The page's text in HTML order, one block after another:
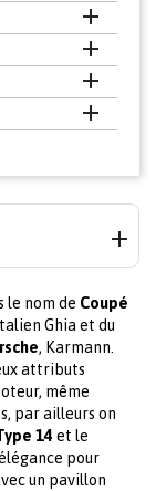




le nom de Coupé
Ghia et du
, Karmann.
attributs
même
par ailleurs on
14 et le
pour
un pavillon